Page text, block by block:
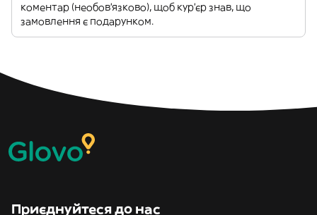
коментар (необов'язково), щоб кур'єр знав, що
замовлення є подарунком.
Приєднуйтеся до нас